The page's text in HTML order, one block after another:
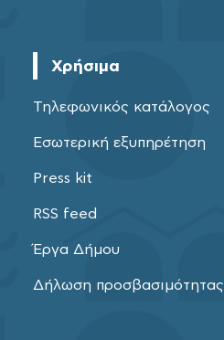
Χρήσιμα
Τηλεφωνικός κατάλογος
Εσωτερική εξυπηρέτηση
Press kit
RSS feed
Έργα Δήμου
Δήλωση προσβασιμότητας